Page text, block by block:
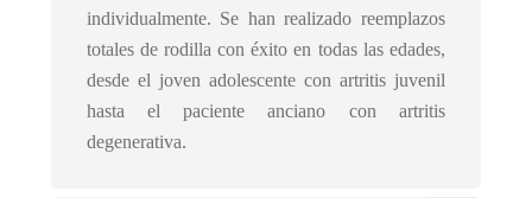
individualmente. Se han realizado reemplazos
totales de rodilla con éxito en todas las edades,
desde el joven adolescente con artritis juvenil
hasta el paciente anciano con artritis
degenerativa.